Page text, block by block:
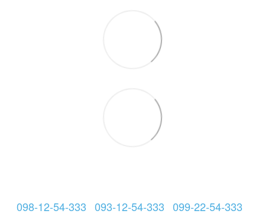
098-12-54-333 093-12-54-333 099-22-54-333